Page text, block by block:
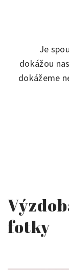
Je
dokážou
dokážeme
fotky